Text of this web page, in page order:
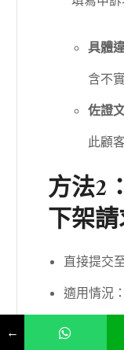
具體
含不
佐證
此顧
方法2
下架
直接提交
適用情況：
←